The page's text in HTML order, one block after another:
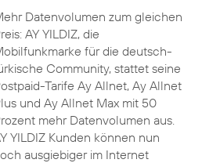
Datenvolumen zum gleichen
AY YILDIZ, die
für die deutsch-
Community, stattet seine
Tarife Ay Allnet, Ay Allnet
und Ay Allnet Max mit 50
mehr Datenvolumen aus.
YILDIZ Kunden können nun
ausgiebiger im Internet